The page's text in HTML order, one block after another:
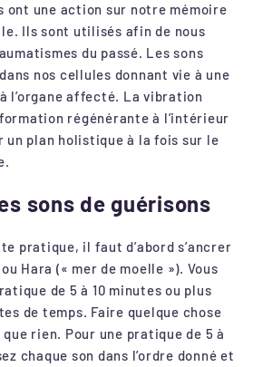
ont une action sur notre mémoire
Ils sont utilisés afin de nous
du passé. Les sons
nos cellules donnant vie à une
l’organe affecté. La vibration
régénérante à l’intérieur
un plan holistique à la fois sur le
sons de guérisons
pratique, il faut d’abord s’ancrer
Hara (« mer de moelle »). Vous
de 5 à 10 minutes ou plus
de temps. Faire quelque chose
rien. Pour une pratique de 5 à
chaque son dans l’ordre donné et